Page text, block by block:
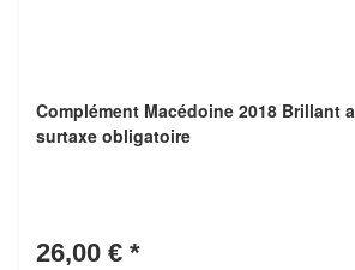
Complément Macédoine 2018 Brillant
surtaxe obligatoire
26,00 € *